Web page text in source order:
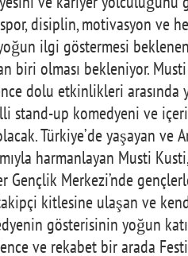
disiplin, motivasyon ve
ilgi göstermesi
biri olması bekleniyor.
dolu etkinlikleri
stand-up komedyeni ve
Türkiye’de yaşayan
harmanlayan Musti
Gençlik Merkezi’nde
kitlesine ulaşan ve
gösterisinin yoğun
ve rekabet bir arada